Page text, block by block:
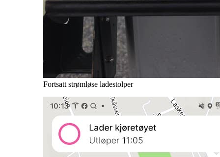
Fortsatt strømløse ladestolper